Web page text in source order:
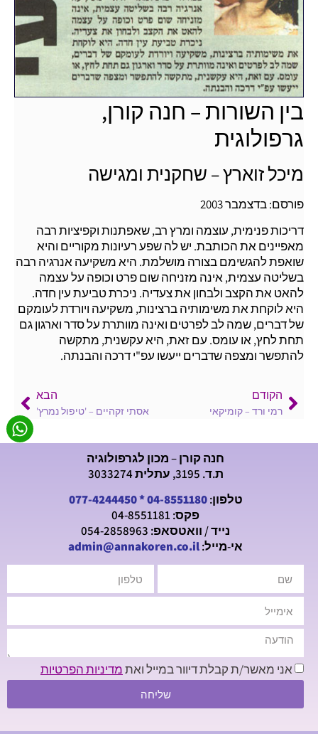
בין השורות – חנה קורן,
גרפולוגית
מיכל זוארץ – שחקנית ומגישה
פורסם: בדצמבר 2003
דריכות פנימית, עוצמה ומרץ רב, שאפתנות וקפיציות רבה
מאפיינים את הכותבת. יש לה שפע רעיונות מקוריים והיא
שואפת להגשימם בצורה מושלמת. היא משקיעה אנרגיה רבה
בשליטה עצמית, אינה מזניחה שום פרט וכופה על עצמה
להאט את הקצב ולבחון את צעדיה. ניכרת טביעת עין חדה.
היא לוקחת את משימותיה ברצינות, משקיעה ויורדת לעומקם
של דברים, שמה לב לפרטים ואינה מוותרת על סדר וארגון גם
תחת לחץ, או עומס. עם זאת, היא עקשנית, מתקשה
להתפשר ומצפה שדברים ייעשו עפ"י דרכה והבנתה.
הקודם
רמי ורד – קומיקאי
הבא
אסתי זקהיים – 'טיפול נמרץ'
חנה קורן – מכון לגרפולוגיה
ת.ד. 3195, עתלית 3033274
טלפון:04-8551180
*
077-4244450
פקס: 04-8551181
נייד / וואטסאפ: 054-2858963
אי-מייל:admin@annakoren.co.il
אני מאשר/ת קבלת דיוור במייל ואתמדיניות הפרטיות
שליחה